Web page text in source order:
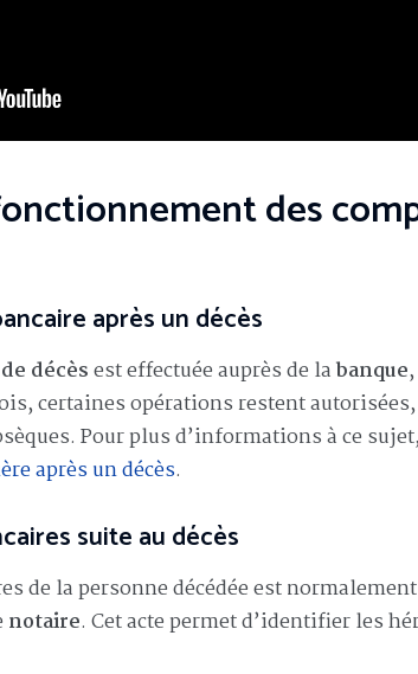
des
après un décès
décèsest effectuée auprès de labanque
certaines opérations restent
Pour plus d’informations à ce
après un décès.
suite au décès
de la personne décédée est
notaire. Cet acte permet d’identifier les